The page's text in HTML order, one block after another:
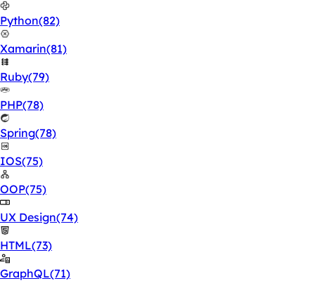
Python(82)
Xamarin(81)
Ruby(79)
PHP(78)
Spring(78)
IOS(75)
OOP(75)
UX Design(74)
HTML(73)
GraphQL(71)